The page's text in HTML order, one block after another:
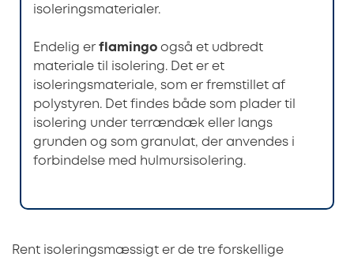
isoleringsmaterialer.
Endelig er flamingoogså et udbredt
materiale til isolering. Det er et
isoleringsmateriale, som er fremstillet af
polystyren. Det findes både som plader til
isolering under terrændæk eller langs
grunden og som granulat, der anvendes i
forbindelse med hulmursisolering.
Rent isoleringsmæssigt er de tre forskellige